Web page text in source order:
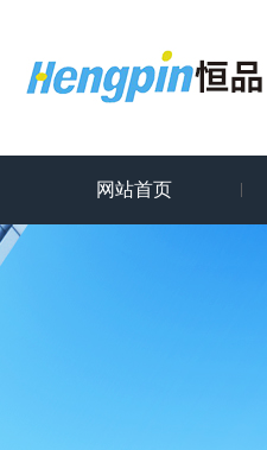
网站首页